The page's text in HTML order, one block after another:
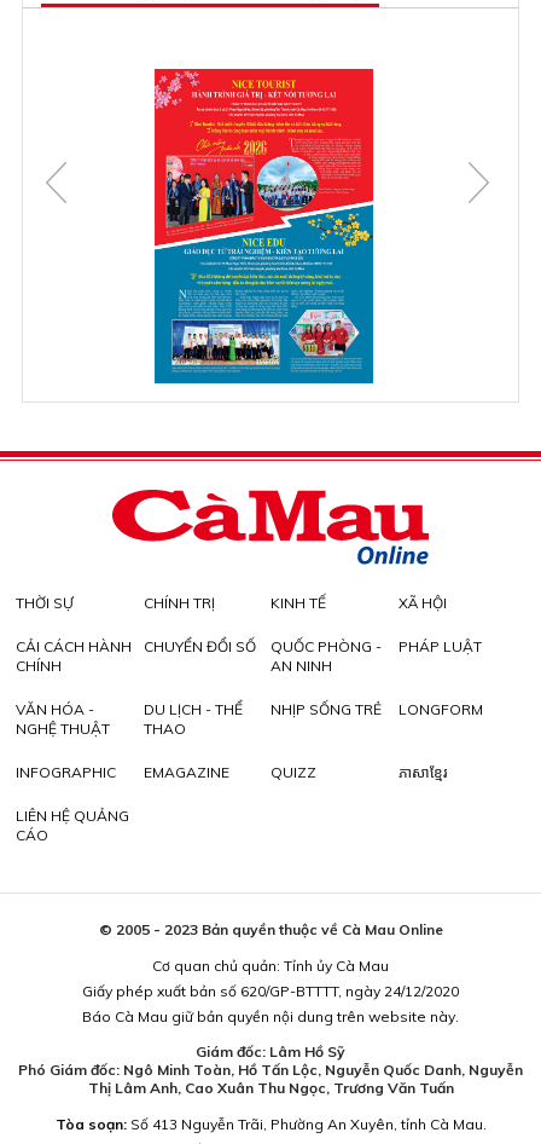
THỜI SỰ CHÍNH TRỊ KINH TẾ XÃ HỘI
CẢI CÁCH HÀNH
CHÍNH
CHUYỂN ĐỔI SỐ
QUỐC PHÒNG -
AN NINH
PHÁP LUẬT
VĂN HÓA -
NGHỆ THUẬT
DU LỊCH - THỂ
THAO
NHỊP SỐNG TRẺ LONGFORM
INFOGRAPHIC EMAGAZINE QUIZZ ភាសាខ្មែរ
LIÊN HỆ QUẢNG
CÁO
© 2005 - 2023 Bản quyền thuộc về Cà Mau Online
Cơ quan chủ quản: Tỉnh ủy Cà Mau
Giấy phép xuất bản số 620/GP-BTTTT, ngày 24/12/2020
Báo Cà Mau giữ bản quyền nội dung trên website này.
Giám đốc: Lâm Hồ Sỹ
Phó Giám đốc: Ngô Minh Toàn, Hồ Tấn Lộc, Nguyễn Quốc Danh, Nguyễn
Thị Lâm Anh, Cao Xuân Thu Ngọc, Trương Văn Tuấn
Tòa soạn:Số 413 Nguyễn Trãi, Phường An Xuyên, tỉnh Cà Mau.